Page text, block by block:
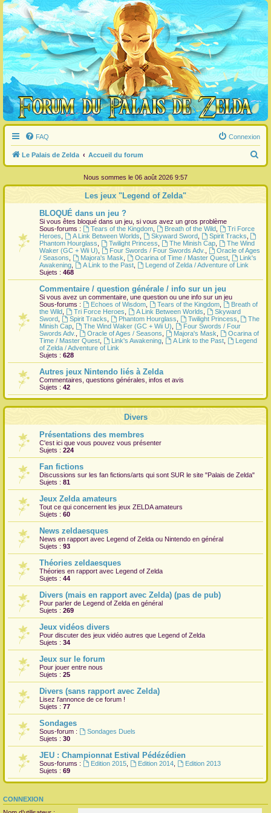
FAQ Connexion
Le Palais de Zelda Accueil du forum
e
c
Nous sommes le 06 août 2026 9:57
Les jeux "Legend of Zelda"
BLOQUÉ dans un jeu ?
Si vous êtes bloqué dans un jeu, si vous avez un gros problème
Sous-forums :
Tears of the Kingdom, Breath of the Wild,
Tri Force
Heroes
A Link Between Worlds Skyward Sword, Spirit Tracks
Phantom Hourglass
Twilight Princess The Minish Cap,
The Wind
Waker (GC + Wii U)
Four Swords / Four Swords Adv.
Oracle of Ages
/ Seasons
Majora's Mask Ocarina of Time / Master Quest,
Link's
Awakening
A Link to the Past,
Legend of Zelda / Adventure of Link
Sujets : 468
Commentaire / question générale / info sur un jeu
Si vous avez un commentaire, une question ou une info sur un jeu
Sous-forums :
Echoes of Wisdom, Tears of the Kingdom,
Breath of
the Wild
Tri Force Heroes A Link Between Worlds
Skyward
Sword
Spirit Tracks Phantom Hourglass Twilight Princess
The
Minish Cap
The Wind Waker (GC + Wii U)
Four Swords / Four
Swords Adv.
Oracle of Ages / Seasons Majora's Mask
Ocarina of
Time / Master Quest
Link's Awakening, A Link to the Past,
Legend
of Zelda / Adventure of Link
Sujets : 628
Autres jeux Nintendo liés à Zelda
Commentaires, questions générales, infos et avis
Sujets : 42
Divers
Présentations des membres
C'est ici que vous pouvez vous présenter
Sujets : 224
Fan fictions
Discussions sur les fan fictions/arts qui sont SUR le site "Palais de Zelda"
Sujets : 81
Jeux Zelda amateurs
Tout ce qui concernent les jeux ZELDA amateurs
Sujets : 60
News zeldaesques
News en rapport avec Legend of Zelda ou Nintendo en général
Sujets : 93
Théories zeldaesques
Théories en rapport avec Legend of Zelda
Sujets : 44
Divers (mais en rapport avec Zelda) (pas de pub)
Pour parler de Legend of Zelda en général
Sujets : 269
Jeux vidéos divers
Pour discuter des jeux vidéo autres que Legend of Zelda
Sujets : 34
Jeux sur le forum
Pour jouer entre nous
Sujets : 25
Divers (sans rapport avec Zelda)
Lisez l'annonce de ce forum !
Sujets : 77
Sondages
Sous-forum :
Sondages Duels
Sujets : 30
JEU : Championnat Estival Pédézédien
Sous-forums : Edition 2015, Edition 2014,
Edition 2013
Sujets : 69
CONNEXION